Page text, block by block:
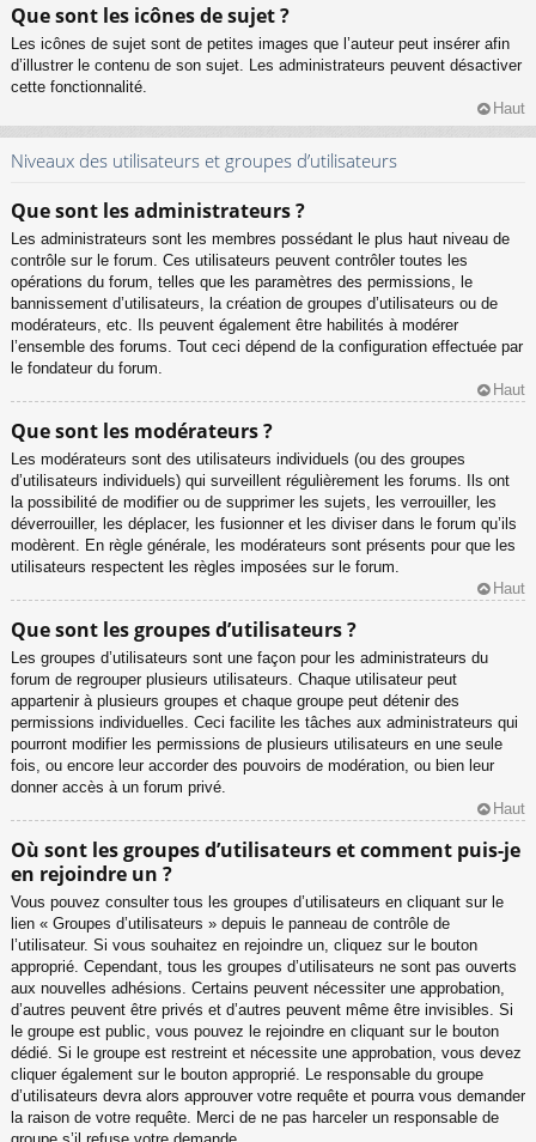
Que sont les icônes de sujet ?
Les icônes de sujet sont de petites images que l’auteur peut insérer afin
d’illustrer le contenu de son sujet. Les administrateurs peuvent désactiver
cette fonctionnalité.
Haut
Niveaux des utilisateurs et groupes d’utilisateurs
Que sont les administrateurs ?
Les administrateurs sont les membres possédant le plus haut niveau de
contrôle sur le forum. Ces utilisateurs peuvent contrôler toutes les
opérations du forum, telles que les paramètres des permissions, le
bannissement d’utilisateurs, la création de groupes d’utilisateurs ou de
modérateurs, etc. Ils peuvent également être habilités à modérer
l’ensemble des forums. Tout ceci dépend de la configuration effectuée par
le fondateur du forum.
Haut
Que sont les modérateurs ?
Les modérateurs sont des utilisateurs individuels (ou des groupes
d’utilisateurs individuels) qui surveillent régulièrement les forums. Ils ont
la possibilité de modifier ou de supprimer les sujets, les verrouiller, les
déverrouiller, les déplacer, les fusionner et les diviser dans le forum qu’ils
modèrent. En règle générale, les modérateurs sont présents pour que les
utilisateurs respectent les règles imposées sur le forum.
Haut
Que sont les groupes d’utilisateurs ?
Les groupes d’utilisateurs sont une façon pour les administrateurs du
forum de regrouper plusieurs utilisateurs. Chaque utilisateur peut
appartenir à plusieurs groupes et chaque groupe peut détenir des
permissions individuelles. Ceci facilite les tâches aux administrateurs qui
pourront modifier les permissions de plusieurs utilisateurs en une seule
fois, ou encore leur accorder des pouvoirs de modération, ou bien leur
donner accès à un forum privé.
Haut
Où sont les groupes d’utilisateurs et comment puis-je
en rejoindre un ?
Vous pouvez consulter tous les groupes d’utilisateurs en cliquant sur le
lien « Groupes d’utilisateurs » depuis le panneau de contrôle de
l’utilisateur. Si vous souhaitez en rejoindre un, cliquez sur le bouton
approprié. Cependant, tous les groupes d’utilisateurs ne sont pas ouverts
aux nouvelles adhésions. Certains peuvent nécessiter une approbation,
d’autres peuvent être privés et d’autres peuvent même être invisibles. Si
le groupe est public, vous pouvez le rejoindre en cliquant sur le bouton
dédié. Si le groupe est restreint et nécessite une approbation, vous devez
cliquer également sur le bouton approprié. Le responsable du groupe
d’utilisateurs devra alors approuver votre requête et pourra vous demander
la raison de votre requête. Merci de ne pas harceler un responsable de